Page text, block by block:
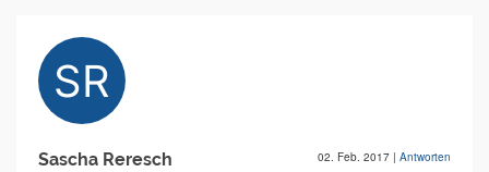
Sascha Reresch 02. Feb. 2017 | Antworten